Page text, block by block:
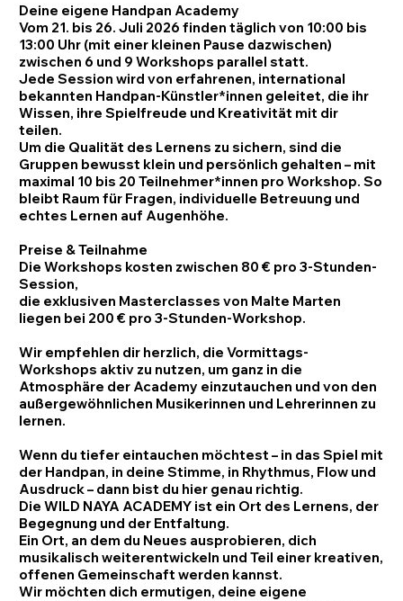
Deine eigene Handpan Academy
Vom 21. bis 26. Juli 2026 finden täglich von 10:00 bis
13:00 Uhr (mit einer kleinen Pause dazwischen)
zwischen 6 und 9 Workshops parallel statt.
Jede Session wird von erfahrenen, international
bekannten Handpan-Künstler*innen geleitet, die ihr
Wissen, ihre Spielfreude und Kreativität mit dir
teilen.
Um die Qualität des Lernens zu sichern, sind die
Gruppen bewusst klein und persönlich gehalten – mit
maximal 10 bis 20 Teilnehmer*innen pro Workshop. So
bleibt Raum für Fragen, individuelle Betreuung und
echtes Lernen auf Augenhöhe.
Preise & Teilnahme
Die Workshops kosten zwischen 80 € pro 3-Stunden-
Session,
die exklusiven Masterclasses von Malte Marten
liegen bei 200 € pro 3-Stunden-Workshop.
Wir empfehlen dir herzlich, die Vormittags-
Workshops aktiv zu nutzen, um ganz in die
Atmosphäre der Academy einzutauchen und von den
außergewöhnlichen Musikerinnen und Lehrerinnen zu
lernen.
Wenn du tiefer eintauchen möchtest – in das Spiel mit
der Handpan, in deine Stimme, in Rhythmus, Flow und
Ausdruck – dann bist du hier genau richtig.
Die WILD NAYA ACADEMY ist ein Ort des Lernens, der
Begegnung und der Entfaltung.
Ein Ort, an dem du Neues ausprobieren, dich
musikalisch weiterentwickeln und Teil einer kreativen,
offenen Gemeinschaft werden kannst.
Wir möchten dich ermutigen, deine eigene